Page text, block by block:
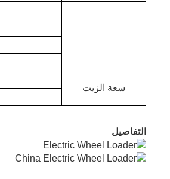
سعة الزيت
التفاصيل